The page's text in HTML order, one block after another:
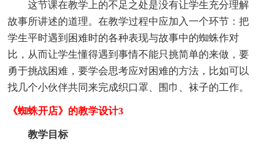
这节课在教学上的不足之处是没有让学生充分理解
故事所讲述的道理。在教学过程中应加入一个环节：把
学生平时遇到困难时的各种表现与故事中的蜘蛛作对
比，从而让学生懂得遇到事情不能只挑简单的来做，要
勇于挑战困难，要学会思考应对困难的方法，比如可以
找几个小伙伴共同来完成织口罩、围巾、袜子的工作。
《蜘蛛开店》的教学设计3
教学目标